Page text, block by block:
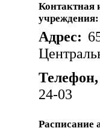
Контактная
учреждения:
Адрес:
24-03
Расписание